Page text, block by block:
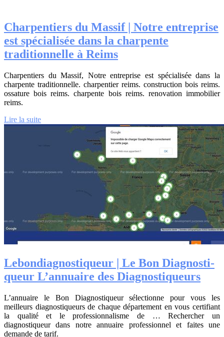
Char­pen­tiers du Massif | Notre entreprise
est spécialisée dans la charpente
tradition­nel­le à Reims
Charpentiers du Massif, Notre entreprise est spécialisée dans la
charpente traditionnelle. charpentier reims. construction bois reims.
ossature bois reims. charpente bois reims. renovation immobilier
reims.
Lire la suite
Lebon­diagnosti­queur | Le Bon Diag­nosti­
queur L’annuaire des Diag­nosti­queurs
L’annuaire le Bon Diagnostiqueur sélectionne pour vous les
meilleurs diagnostiqueurs de chaque département en vous certifiant
la qualité et le professionnalisme de … Rechercher un
diagnostiqueur dans notre annuaire professionnel et faites une
demande de tarif.